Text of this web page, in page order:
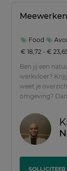
Food
€ 18,72 - €
Ben jij een
werkvloer?
weet je
omgeving?
SOLLICITEER